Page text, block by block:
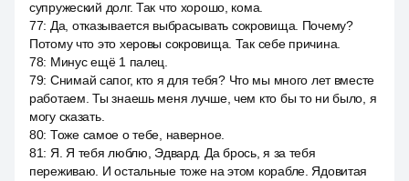
супружеский долг. Так что хорошо, кома.
77: Да, отказывается выбрасывать сокровища. Почему?
Потому что это херовы сокровища. Так себе причина.
78: Минус ещё 1 палец.
79: Снимай сапог, кто я для тебя? Что мы много лет вместе
работаем. Ты знаешь меня лучше, чем кто бы то ни было, я
могу сказать.
80: Тоже самое о тебе, наверное.
81: Я. Я тебя люблю, Эдвард. Да брось, я за тебя
переживаю. И остальные тоже на этом корабле. Ядовитая